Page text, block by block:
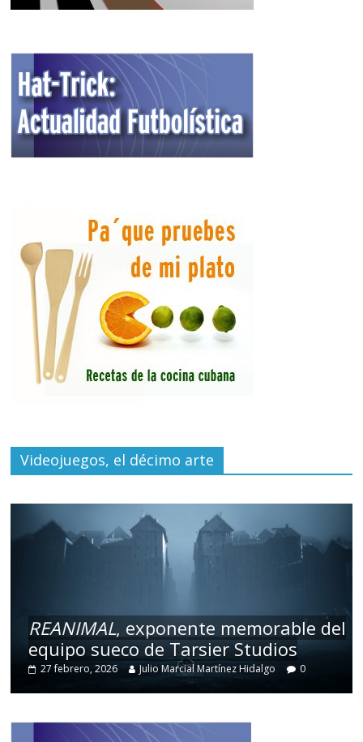
Videojuegos, el décimo arte
REANIMAL, exponente memorable del
equipo sueco de Tarsier Studios
27 febrero, 2026 Julio Marcial Martínez Hidalgo 0